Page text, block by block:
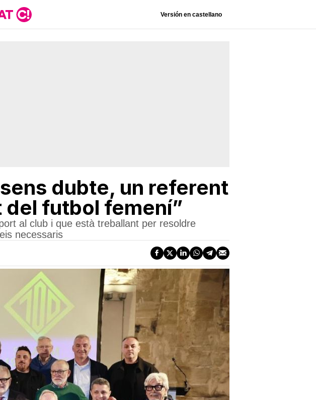
Versión en castellano
dubte, un referent
del futbol femení”
al club i que està treballant per resoldre
necessaris